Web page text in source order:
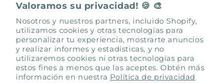
Valoramos su privacidad! 🍪 🎨
Nosotros y nuestros partners, incluido Shopify,
utilizamos cookies y otras tecnologías para
personalizar tu experiencia, mostrarte anuncios
y realizar informes y estadísticas, y no
utilizaremos cookies ni otras tecnologías para
estos fines a menos que las aceptes. Obtén más
información en nuestra Política de privacidad
FacebookInstagram
FacebookInstagram